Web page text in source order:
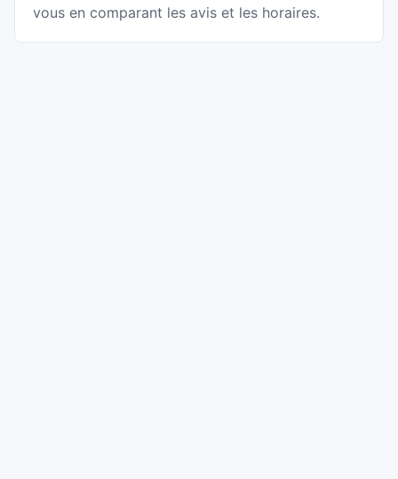
vous en comparant les avis et les horaires.